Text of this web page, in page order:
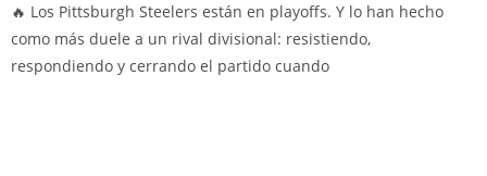
🔥 Los Pittsburgh Steelers están en playoffs. Y lo han hecho
como más duele a un rival divisional: resistiendo,
respondiendo y cerrando el partido cuando